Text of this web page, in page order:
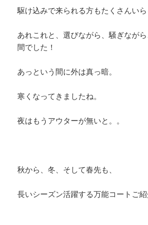
駆け込みで来られる方もたくさんいら
あれこれと、選びながら、騒ぎなが
間でした！
あっという間に外は真っ暗。
寒くなってきましたね。
夜はもうアウターが無いと。。
秋から、冬、そして春先も、
長いシーズン活躍する万能コートご紹